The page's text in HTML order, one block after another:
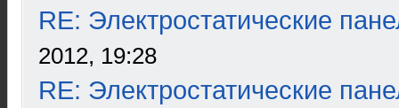
RE: Электростатические
2012, 19:28
RE: Электростатические